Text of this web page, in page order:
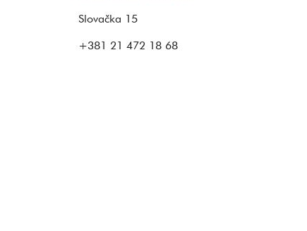
Slovačka 15
+381 21 472 18 68